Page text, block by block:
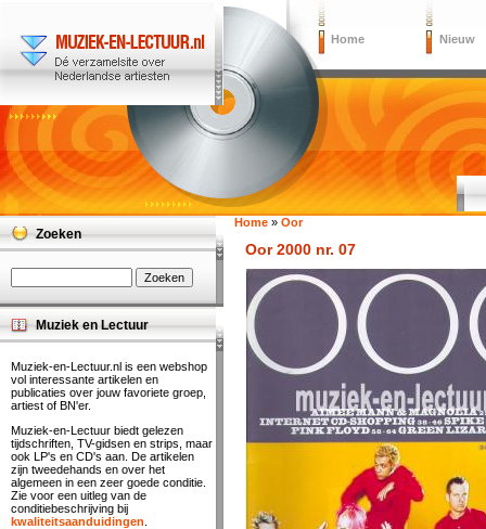
Home Nieuw
Home » Oor
Oor 2000 nr. 07
Zoeken
Muziek en Lectuur
Muziek-en-Lectuur.nl is een webshop
vol interessante artikelen en
publicaties over jouw favoriete groep,
artiest of BN'er.
Muziek-en-Lectuur biedt gelezen
tijdschriften, TV-gidsen en strips, maar
ook LP's en CD's aan. De artikelen
zijn tweedehands en over het
algemeen in een zeer goede conditie.
Zie voor een uitleg van de
conditiebeschrijving bij
kwaliteitsaanduidingen